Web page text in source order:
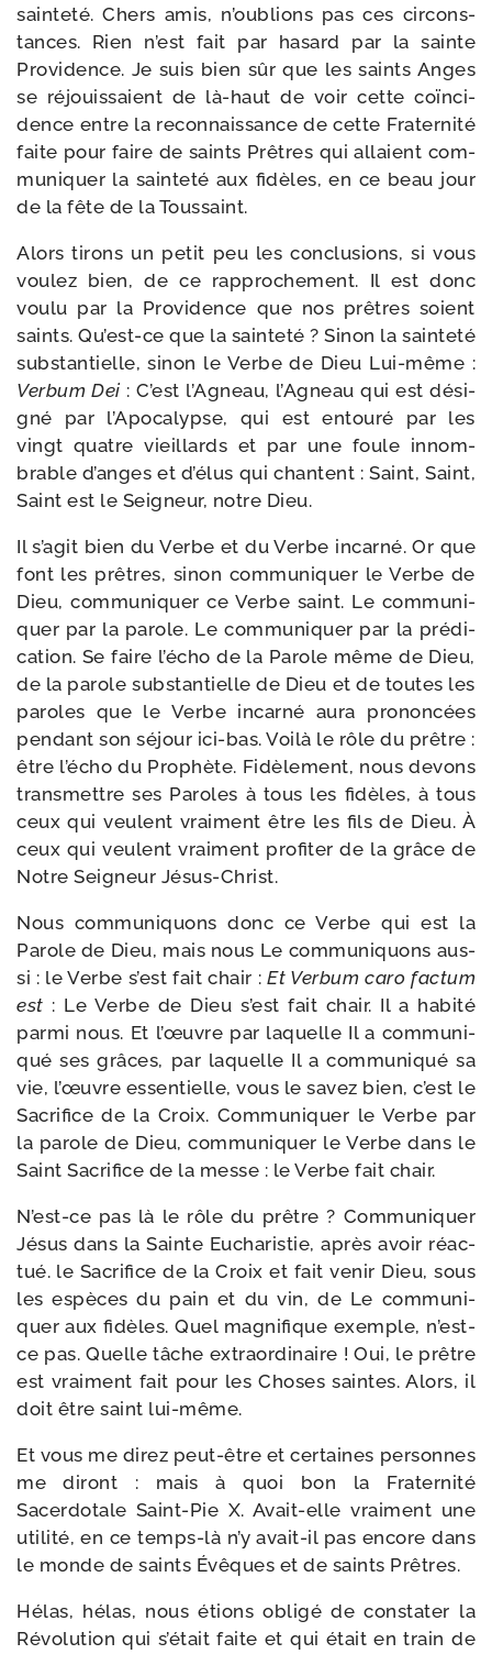
sain­te­té. Chers amis, n’oublions pas ces cir­cons­
tances. Rien n’est fait par hasard par la sainte
Providence. Je suis bien sûr que les saints Anges
se réjouis­saient de là-​haut de voir cette coïn­ci­
dence entre la recon­nais­sance de cette Fraternité
faite pour faire de saints Prêtres qui allaient com­
mu­ni­quer la sain­te­té aux fidèles, en ce beau jour
de la fête de la Toussaint.
Alors tirons un petit peu les conclu­sions, si vous
vou­lez bien, de ce rap­pro­che­ment. Il est donc
vou­lu par la Providence que nos prêtres soient
saints. Qu’est-ce que la sain­te­té ? Sinon la sain­te­té
sub­stan­tielle, sinon le Verbe de Dieu Lui-​même :
Verbum Dei : C’est l’Agneau, l’Agneau qui est dési­
gné par l’Apocalypse, qui est entou­ré par les
vingt quatre vieillards et par une foule innom­
brable d’anges et d’élus qui chantent : Saint, Saint,
Saint est le Seigneur, notre Dieu.
Il s’agit bien du Verbe et du Verbe incar­né. Or que
font les prêtres, sinon com­mu­ni­quer le Verbe de
Dieu, com­mu­ni­quer ce Verbe saint. Le com­mu­ni­
quer par la parole. Le com­mu­ni­quer par la pré­di­
ca­tion. Se faire l’écho de la Parole même de Dieu,
de la parole sub­stan­tielle de Dieu et de toutes les
paroles que le Verbe incar­né aura pro­non­cées
pen­dant son séjour ici-​bas. Voilà le rôle du prêtre :
être l’écho du Prophète. Fidèlement, nous devons
trans­mettre ses Paroles à tous les fidèles, à tous
ceux qui veulent vrai­ment être les fils de Dieu. À
ceux qui veulent vrai­ment pro­fi­ter de la grâce de
Notre Seigneur Jésus-Christ.
Nous com­mu­ni­quons donc ce Verbe qui est la
Parole de Dieu, mais nous Le com­mu­ni­quons aus­
si : le Verbe s’est fait chair :Et Verbum caro fac­tum
est : Le Verbe de Dieu s’est fait chair. Il a habi­té
par­mi nous. Et l’œuvre par laquelle Il a com­mu­ni­
qué ses grâces, par laquelle Il a com­mu­ni­qué sa
vie, l’œuvre essen­tielle, vous le savez bien, c’est le
Sacrifice de la Croix. Communiquer le Verbe par
la parole de Dieu, com­mu­ni­quer le Verbe dans le
Saint Sacrifice de la messe : le Verbe fait chair.
N’est-ce pas là le rôle du prêtre ? Communiquer
Jésus dans la Sainte Eucharistie, après avoir réac­
tué. le Sacrifice de la Croix et fait venir Dieu, sous
les espèces du pain et du vin, de Le com­mu­ni­
quer aux fidèles. Quel magni­fique exemple, n’est-
ce pas. Quelle tâche extra­or­di­naire ! Oui, le prêtre
est vrai­ment fait pour les Choses saintes. Alors, il
doit être saint lui-même.
Et vous me direz peut-​être et cer­taines per­sonnes
me diront : mais à quoi bon la Fraternité
Sacerdotale Saint-​Pie X. Avait-​elle vrai­ment une
uti­li­té, en ce temps-​là n’y avait-​il pas encore dans
le monde de saints Évêques et de saints Prêtres.
Hélas, hélas, nous étions obli­gé de consta­ter la
Révolution qui s’était faite et qui était en train de